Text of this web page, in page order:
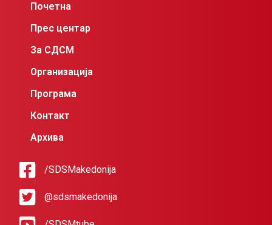
Почетна
Прес центар
За СДСМ
Организација
Програма
Контакт
Архива
/SDSMakedonija
@sdsmakedonija